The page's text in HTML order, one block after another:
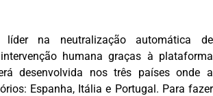
na neutralização automática de
humana graças à plataforma
desenvolvida nos três países onde a
Espanha, Itália e Portugal. Para fazer